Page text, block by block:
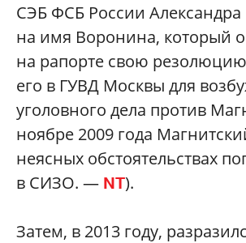
СЭБ ФСБ России Александра
на имя Воронина, который
на рапорте свою
его в ГУВД Москвы для
уголовного дела против
ноябре 2009 года
неясных обстоятельствах
в СИЗО. — NT).
Затем, в 2013 году,